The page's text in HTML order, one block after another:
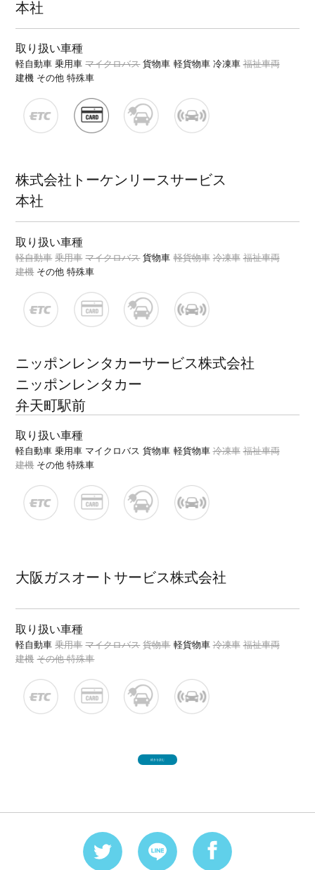
本社
取り扱い車種
軽自動車 乗用車 マイクロバス 貨物車 軽貨物車 冷凍車 福祉車両
建機 その他 特殊車
株式会社トーケンリースサービス
本社
取り扱い車種
軽自動車 乗用車 マイクロバス 貨物車 軽貨物車 冷凍車 福祉車両
建機 その他 特殊車
ニッポンレンタカーサービス株式会社
ニッポンレンタカー
弁天町駅前
取り扱い車種
軽自動車 乗用車 マイクロバス 貨物車 軽貨物車 冷凍車 福祉車両
建機 その他 特殊車
大阪ガスオートサービス株式会社
取り扱い車種
軽自動車 乗用車 マイクロバス 貨物車 軽貨物車 冷凍車 福祉車両
建機 その他 特殊車
続きを読む